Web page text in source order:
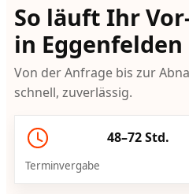
So läuft Ihr
in Eggenfelden
Von der Anfrage bis zur
schnell, zuverlässig.
48–72 Std.
Terminvergabe